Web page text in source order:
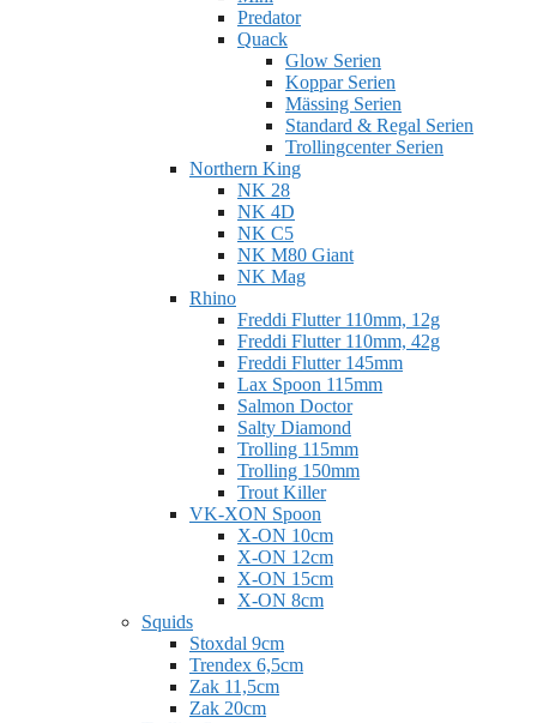
Predator
Quack
Glow Serien
Koppar Serien
Mässing Serien
Standard & Regal Serien
Trollingcenter Serien
Northern King
NK 28
NK 4D
NK C5
NK M80 Giant
NK Mag
Rhino
Freddi Flutter 110mm, 12g
Freddi Flutter 110mm, 42g
Freddi Flutter 145mm
Lax Spoon 115mm
Salmon Doctor
Salty Diamond
Trolling 115mm
Trolling 150mm
Trout Killer
VK-XON Spoon
X-ON 10cm
X-ON 12cm
X-ON 15cm
X-ON 8cm
Squids
Stoxdal 9cm
Trendex 6,5cm
Zak 11,5cm
Zak 20cm